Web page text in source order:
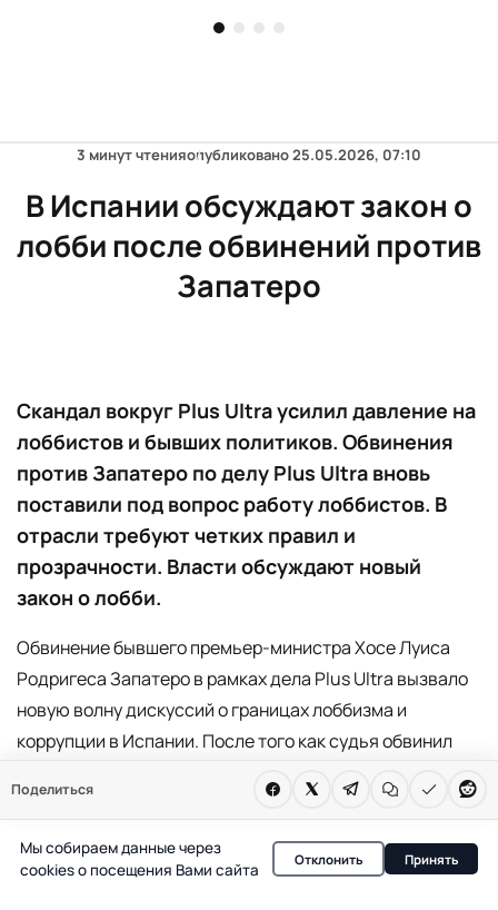
Поделиться
3 минут чтенияопубликовано25.05.2026, 07:10
В Испании обсуждают закон о
лобби после обвинений против
Запатеро
Скандал вокруг Plus Ultra усилил давление на
лоббистов и бывших политиков. Обвинения
против Запатеро по делу Plus Ultra вновь
поставили под вопрос работу лоббистов. В
отрасли требуют четких правил и
прозрачности. Власти обсуждают новый
закон о лобби.
Обвинение бывшего премьер-министра Хосе Луиса
Родригеса Запатеро в рамках дела Plus Ultra вызвало
новую волну дискуссий о границах лоббизма и
коррупции в Испании. После того как судья обвинил
влияния, представители отрасли публично заявили:
консультантов требует четкой законодательной базы.
Мы собираем данные через
cookies о посещения Вами сайта
Отклонить Принять